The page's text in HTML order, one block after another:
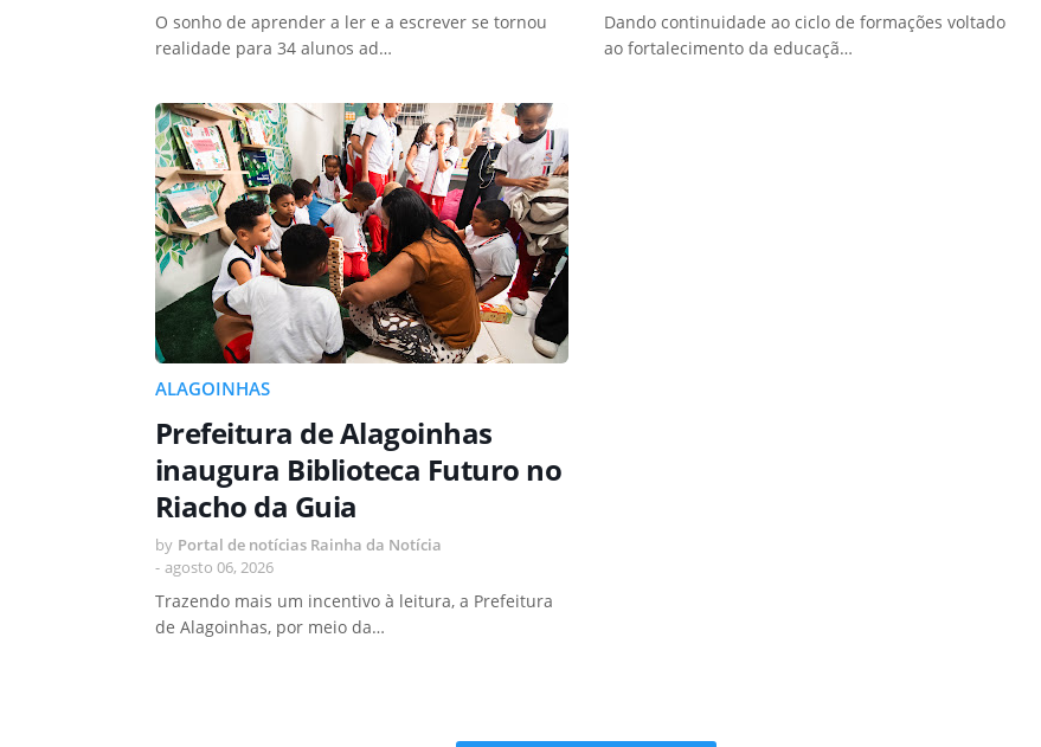
O sonho de aprender a ler e a escrever se tornou
realidade para 34 alunos ad…
Dando continuidade ao ciclo de formações voltado
ao fortalecimento da educaçã…
ALAGOINHAS
Prefeitura de Alagoinhas
inaugura Biblioteca Futuro no
Riacho da Guia
by Portal de notícias Rainha da Notícia
- agosto 06, 2026
Trazendo mais um incentivo à leitura, a Prefeitura
de Alagoinhas, por meio da…